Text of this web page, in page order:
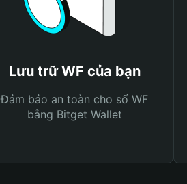
Lưu trữ WF của bạn
Đảm bảo an toàn cho số WF
bằng Bitget Wallet